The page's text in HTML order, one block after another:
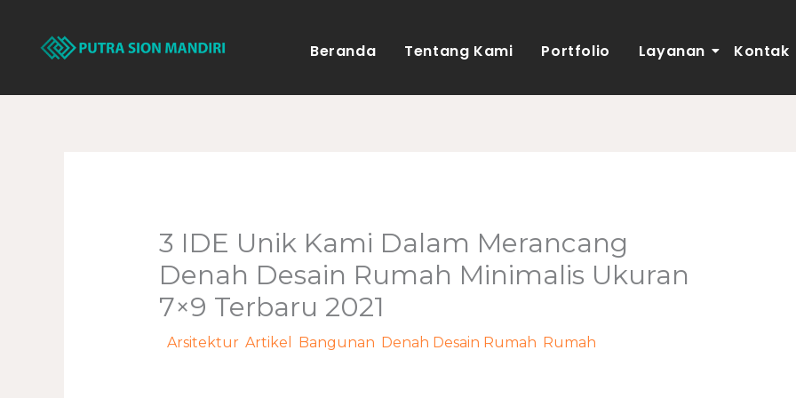
konten
Beranda Tentang Kami Portfolio Layanan Kontak
3 IDE Unik Kami Dalam Merancang
Denah Desain Rumah Minimalis Ukuran
7×9 Terbaru 2021
Arsitektur, Artikel Bangunan Denah Desain Rumah Rumah